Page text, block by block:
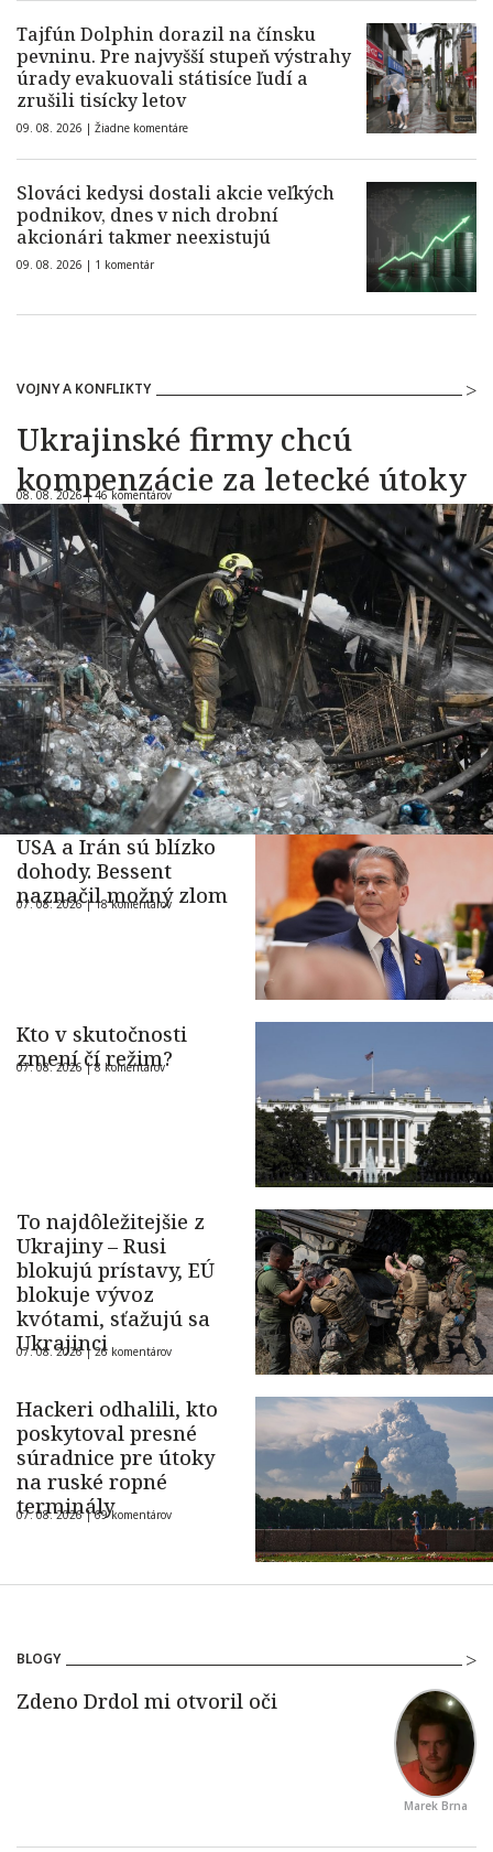
Tajfún Dolphin dorazil na čínsku
pevninu. Pre najvyšší stupeň výstrahy
úrady evakuovali státisíce ľudí a
zrušili tisícky letov
09. 08. 2026 | Žiadne komentáre
Slováci kedysi dostali akcie veľkých
podnikov, dnes v nich drobní
akcionári takmer neexistujú
09. 08. 2026 | 1 komentár
VOJNY A KONFLIKTY
Ukrajinské firmy chcú
kompenzácie za letecké útoky
08. 08. 2026 |46 komentárov
USA a Irán sú blízko
dohody. Bessent
naznačil možný zlom
07. 08. 2026 |18 komentárov
Kto v skutočnosti
zmení čí režim?
07. 08. 2026 |8 komentárov
To najdôležitejšie z
Ukrajiny – Rusi
blokujú prístavy, EÚ
blokuje vývoz
kvótami, sťažujú sa
Ukrajinci
07. 08. 2026 |26 komentárov
Hackeri odhalili, kto
poskytoval presné
súradnice pre útoky
na ruské ropné
terminály
07. 08. 2026 |69 komentárov
BLOGY
Marek Brna